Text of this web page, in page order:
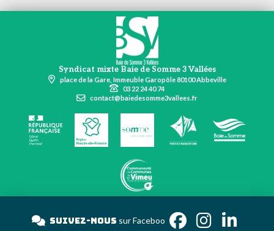
Syndicat mixte Baie de Somme 3 Vallées
place de la Gare, Immeuble Garopôle 80100 Abbeville
03 22 24 40 74
contact@baiedesomme3vallees.fr
Suivez-noussur Faceb